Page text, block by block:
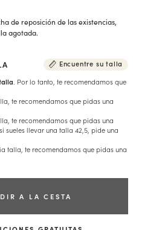
de reposición de las existencias,
agotada.
Encuentre su talla
. Por lo tanto, te recomendamos que
te recomendamos que pidas una
te recomendamos que pidas una
sueles llevar una talla 42,5, pide una
talla, te recomendamos que pidas una
A LA CESTA